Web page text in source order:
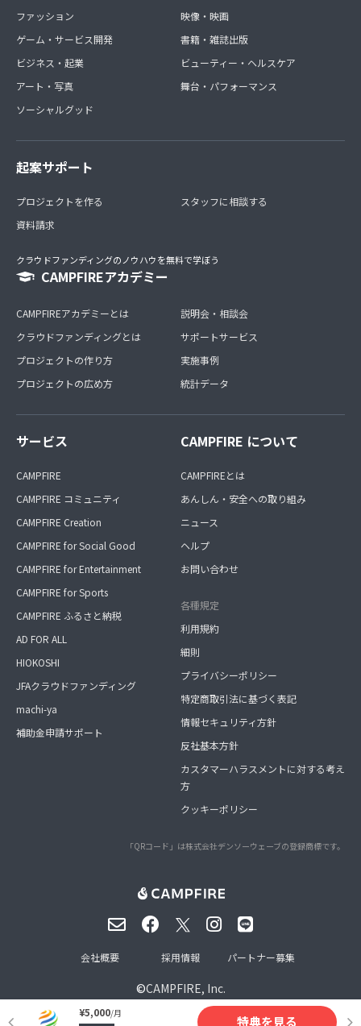
¥5,000/月
特典を見る
ファッション
ゲーム・サービス開発
ビジネス・起業
アート・写真
ソーシャルグッド
映像・映画
書籍・雑誌出版
ビューティー・ヘルスケア
舞台・パフォーマンス
起案サポート
プロジェクトを作る
資料請求
スタッフに相談する
クラウドファンディングのノウハウを無料で学ぼう
CAMPFIREアカデミー
CAMPFIREアカデミーとは
クラウドファンディングとは
プロジェクトの作り方
プロジェクトの広め方
説明会・相談会
サポートサービス
実施事例
統計データ
サービス
CAMPFIRE
CAMPFIRE コミュニティ
CAMPFIRE Creation
CAMPFIRE for Social Good
CAMPFIRE for Entertainment
CAMPFIRE for Sports
CAMPFIRE ふるさと納税
AD FOR ALL
HIOKOSHI
JFAクラウドファンディング
machi-ya
補助金申請サポート
CAMPFIRE について
CAMPFIREとは
あんしん・安全への取り組み
ニュース
ヘルプ
お問い合わせ
各種規定
利用規約
細則
プライバシーポリシー
特定商取引法に基づく表記
情報セキュリティ方針
反社基本方針
カスタマーハラスメントに対する考え
方
クッキーポリシー
「QRコード」は株式会社デンソーウェーブの登録商標です。
©CAMPFIRE, Inc.
会社概要 採用情報 パートナー募集